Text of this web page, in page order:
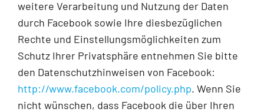
weitere Verarbeitung und Nutzung der Daten
durch Facebook sowie Ihre diesbezüglichen
Rechte und Einstellungsmöglichkeiten zum
Schutz Ihrer Privatsphäre entnehmen Sie bitte
den Datenschutzhinweisen von Facebook:
http://www.facebook.com/policy.php. Wenn Sie
nicht wünschen, dass Facebook die über Ihren